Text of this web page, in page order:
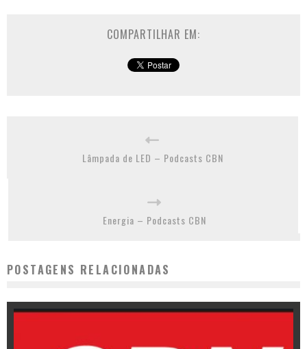
COMPARTILHAR EM:
Lâmpada de LED – Podcasts CBN
Energia – Podcasts CBN
POSTAGENS RELACIONADAS